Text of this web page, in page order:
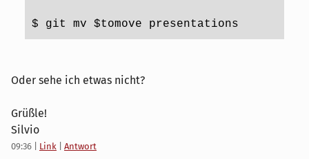
$ git mv $tomove presentations
Oder sehe ich etwas nicht?
Grüßle!
Silvio
09:36 Link Antwort